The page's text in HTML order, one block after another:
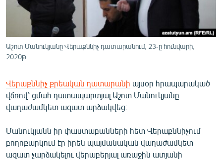
ԿՈՐՈՆԱՎԻՐՈՒՍ
ԱՐԽԻՎ
ՏԵՍԱՆՅՈՒԹԵՐ
ԲԱՆԱՎԵՃ
ՁԳՏԵԼՈՎ ԼԱՎԱԳՈՒՅՆԻՆ
ՓՈԴՔԱՍԹ
Հայերեն
English
Աշոտ Մանուկյանը Վերաքննիչ դատարանում, 23-ը հունվարի,
2020թ.
Վերաքննիչ քրեական դատարանի այսօր հրապարակած
վճռով՝ ցմահ դատապարտյալ Աշոտ Մանուկյանը
վաղաժամկետ ազատ արձակվեց։
Մանուկյանն իր փաստաբանների հետ Վերաքննիչում
բողոքարկում էր իրեն պայմանական վաղաժամկետ
ազատ չարձակելու վերաբերյալ առաջին ատյանի